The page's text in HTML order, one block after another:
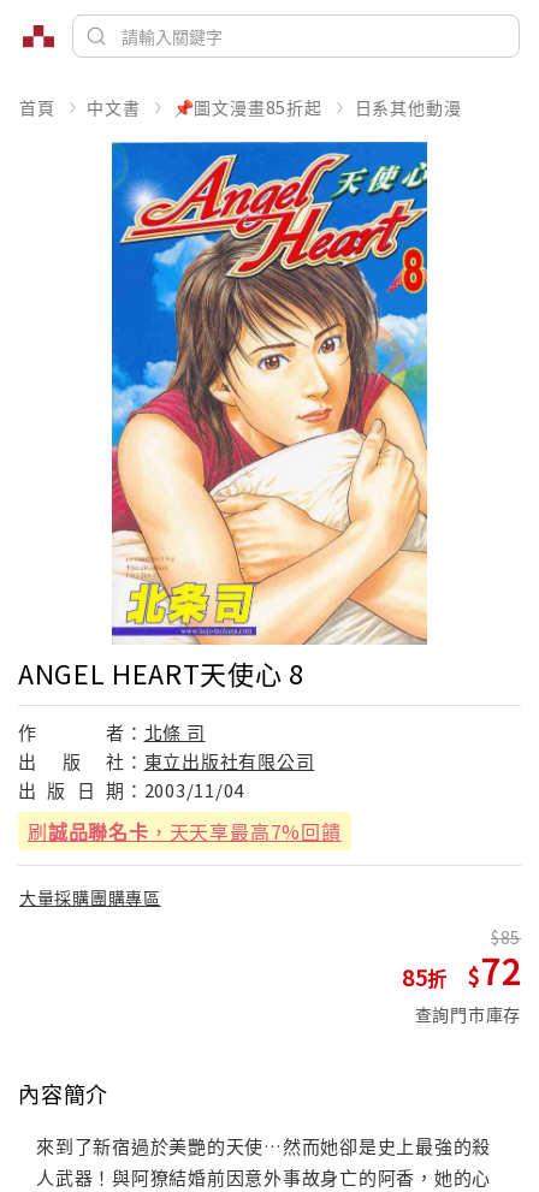
首頁 中文書 📌圖文漫畫85折起 日系其他動漫
ANGEL HEART天使心 8
作 者： 北條 司
出
版 社： 東立出版社有限公司
出 版 日 期： 2003/11/04
刷誠品聯名卡 ，天天享最高7%回饋
大量採購團購專區
85
85
72
查詢門市庫存
內容簡介
來到了新宿過於美艷的天使…然而她卻是史上最強的殺
人武器！與阿獠結婚前因意外事故身亡的阿香，她的心